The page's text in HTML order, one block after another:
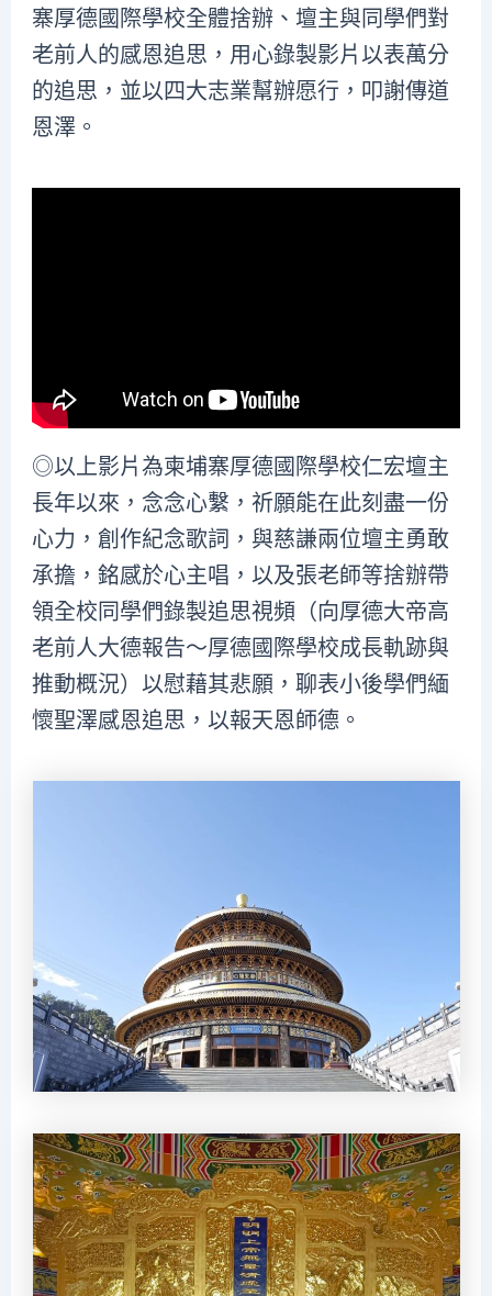
寨厚德國際學校全體捨辦、壇主與同學們對
老前人的感恩追思，用心錄製影片以表萬分
的追思，並以四大志業幫辦愿行，叩謝傳道
恩澤。
◎以上影片為柬埔寨厚德國際學校仁宏壇主
長年以來，念念心繫，祈願能在此刻盡一份
心力，創作紀念歌詞，與慈謙兩位壇主勇敢
承擔，銘感於心主唱，以及張老師等捨辦帶
領全校同學們錄製追思視頻（向厚德大帝高
老前人大德報告～厚德國際學校成長軌跡與
推動概況）以慰藉其悲願，聊表小後學們緬
懷聖澤感恩追思，以報天恩師德。